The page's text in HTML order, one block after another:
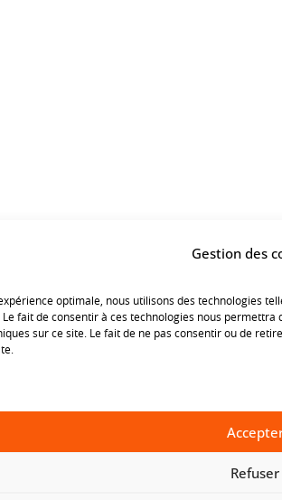
Gestion des
optimale, nous utilisons des technologies
fait de consentir à ces technologies nous
sur ce site. Le fait de ne pas consentir ou de
Refuser